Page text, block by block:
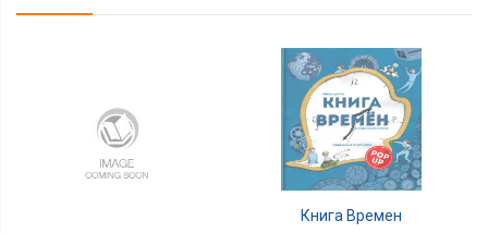
Книга Времен